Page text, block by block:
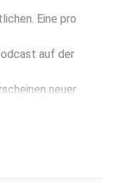
Eine pro
auf der
neuer